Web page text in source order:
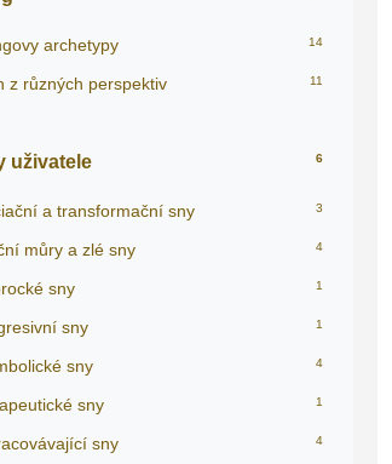
archetypy 14
z různých perspektiv 11
uživatele 6
a transformační sny 3
můry a zlé sny 4
sny 1
sny 1
sny 4
sny 1
sny 4